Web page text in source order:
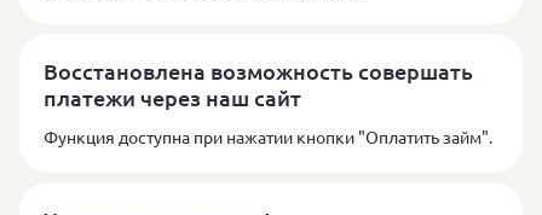
Восстановлена возможность совершать
платежи через наш сайт
Функция доступна при нажатии кнопки "Оплатить займ".